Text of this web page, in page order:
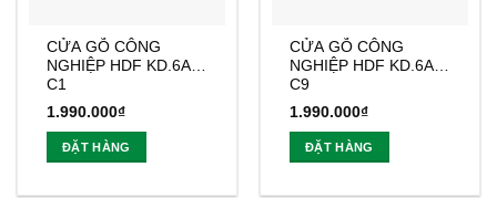
CỬA GỖ CÔNG
NGHIỆP HDF KD.6A-
C1
1.990.000₫
ĐẶT HÀNG
CỬA GỖ CÔNG
NGHIỆP HDF KD.6A-
C9
1.990.000₫
ĐẶT HÀNG